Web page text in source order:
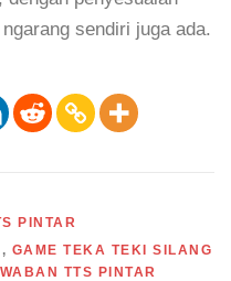
sendiri juga ada.
PINTAR
, GAME TEKA TEKI SILANG
TTS PINTAR